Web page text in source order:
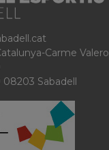
Carme Valero
08203 Sabadell